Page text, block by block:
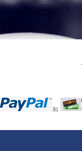
和